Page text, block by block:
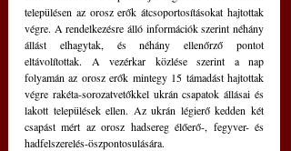
településen az orosz erők átcsoportosításokat hajtottak
végre. A rendelkezésre álló információk szerint néhány
állást elhagytak, és néhány ellenőrző pontot
eltávolítottak. A vezérkar közlése szerint a nap
folyamán az orosz erők mintegy 15 támadást hajtottak
végre rakéta-sorozatvetőkkel ukrán csapatok állásai és
lakott települések ellen. Az ukrán légierő kedden két
csapást mért az orosz hadsereg élőerő-, fegyver- és
hadfelszerelés-öszpontosulására.